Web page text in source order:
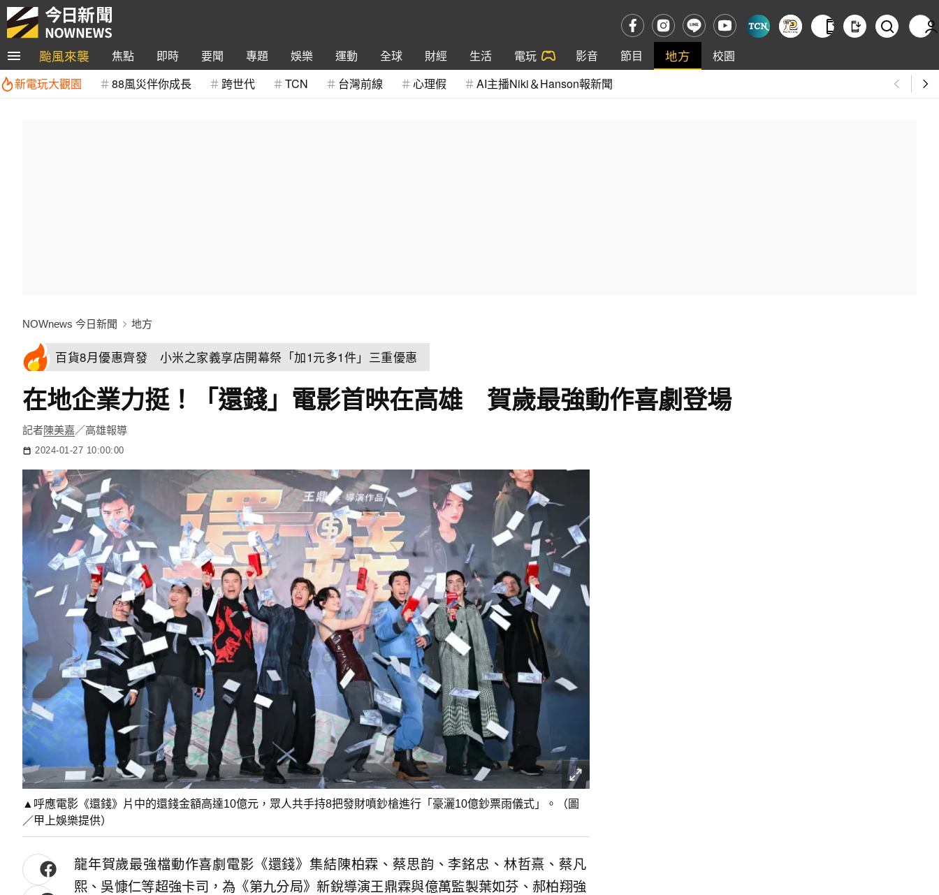
颱風來襲 焦點 即時 要聞 專題 娛樂 運動 全球 財經 生活 電玩 影音 節目 地方
校園
新電玩大觀園
88風災伴你成長 跨世代 TCN 台灣前線 心理假 AI主播Niki＆Hanson報新聞
NOWnews 今日新聞 地方
百貨8月優惠齊發 小米之家義享店開幕祭「加1元多1件」三重優惠
在地企業力挺！「還錢」電影首映在高雄 賀歲最強動作喜劇登場
記者陳美嘉／高雄報導
2024-01-27 10:00:00
▲呼應電影《還錢》片中的還錢金額高達10億元，眾人共手持8把發財噴鈔槍進行「豪灑10億鈔票雨儀式」。（圖
／甲上娛樂提供）
龍年賀歲最強檔動作喜劇電影《還錢》集結陳柏霖、蔡思韵、李銘忠、林哲熹、蔡凡
熙、吳慷仁等超強卡司，為《第九分局》新銳導演王鼎霖與億萬監製葉如芬、郝柏翔強